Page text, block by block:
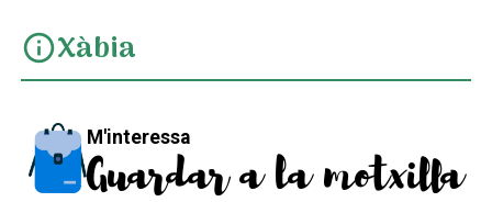
infoXàbia
M'interessa
Guardar a la motxilla